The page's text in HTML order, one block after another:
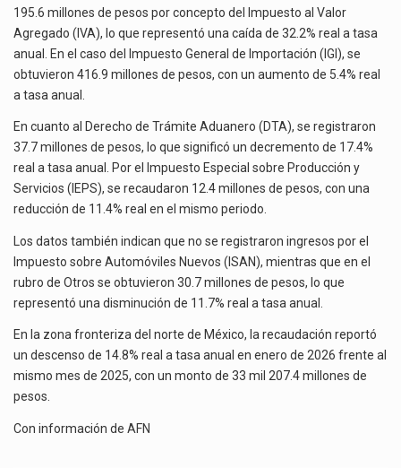
195.6 millones de pesos por concepto del Impuesto al Valor
Agregado (IVA), lo que representó una caída de 32.2% real a tasa
anual. En el caso del Impuesto General de Importación (IGI), se
obtuvieron 416.9 millones de pesos, con un aumento de 5.4% real
a tasa anual.
En cuanto al Derecho de Trámite Aduanero (DTA), se registraron
37.7 millones de pesos, lo que significó un decremento de 17.4%
real a tasa anual. Por el Impuesto Especial sobre Producción y
Servicios (IEPS), se recaudaron 12.4 millones de pesos, con una
reducción de 11.4% real en el mismo periodo.
Los datos también indican que no se registraron ingresos por el
Impuesto sobre Automóviles Nuevos (ISAN), mientras que en el
rubro de Otros se obtuvieron 30.7 millones de pesos, lo que
representó una disminución de 11.7% real a tasa anual.
En la zona fronteriza del norte de México, la recaudación reportó
un descenso de 14.8% real a tasa anual en enero de 2026 frente al
mismo mes de 2025, con un monto de 33 mil 207.4 millones de
pesos.
Con información de AFN